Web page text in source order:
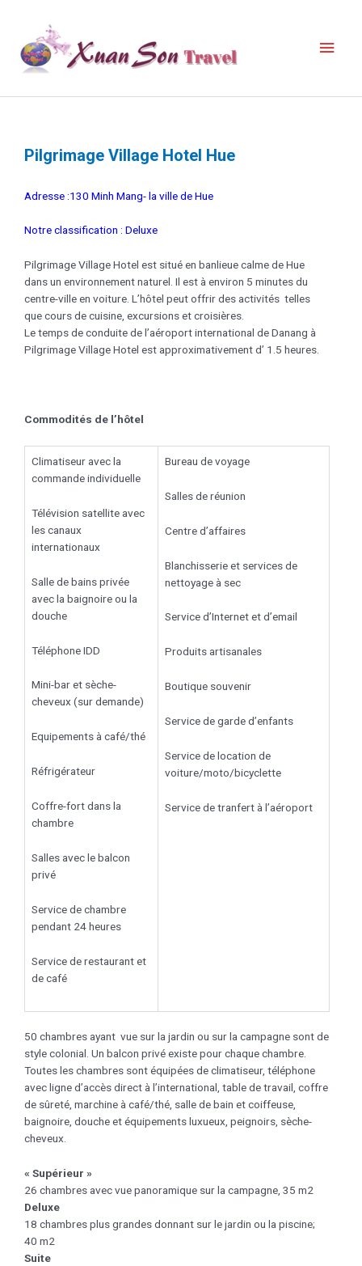
Pilgrimage Village Hotel Hue
Adresse :130 Minh Mang- la ville de Hue
Notre classification : Deluxe
Pilgrimage Village Hotel est situé en banlieue calme de Hue
dans un environnement naturel. Il est à environ 5 minutes du
centre-ville en voiture. L’hôtel peut offrir des activités telles
que cours de cuisine, excursions et croisières.
Le temps de conduite de l’aéroport international de Danang à
Pilgrimage Village Hotel est approximativement d’ 1.5 heures.
Commodités de l’hôtel
Climatiseur avec la
commande individuelle
Télévision satellite avec
les canaux
internationaux
Salle de bains privée
avec la baignoire ou la
douche
Téléphone IDD
Mini-bar et sèche-
cheveux (sur demande)
Equipements à café/thé
Réfrigérateur
Coffre-fort dans la
chambre
Salles avec le balcon
privé
Service de chambre
pendant 24 heures
Service de restaurant et
de café
Bureau de voyage
Salles de réunion
Centre d’affaires
Blanchisserie et services de
nettoyage à sec
Service d’Internet et d’email
Produits artisanales
Boutique souvenir
Service de garde d’enfants
Service de location de
voiture/moto/bicyclette
Service de tranfert à l’aéroport
50 chambres ayant vue sur la jardin ou sur la campagne sont de
style colonial. Un balcon privé existe pour chaque chambre.
Toutes les chambres sont équipées de climatiseur, téléphone
avec ligne d’accès direct à l’international, table de travail, coffre
de sûreté, marchine à café/thé, salle de bain et coiffeuse,
baignoire, douche et équipements luxueux, peignoirs, sèche-
cheveux.
« Supérieur »
26 chambres avec vue panoramique sur la campagne, 35 m2
Deluxe
18 chambres plus grandes donnant sur le jardin ou la piscine;
40 m2
Suite